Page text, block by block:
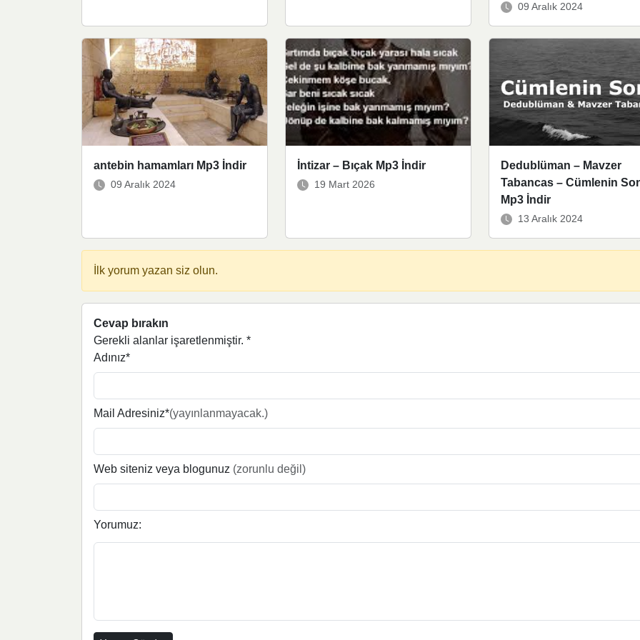
09 Aralık 2024
antebin hamamları Mp3 İndir
09 Aralık 2024
İntizar – Bıçak Mp3 İndir
19 Mart 2026
Dedublüman – Mavzer
Tabancas – Cümlenin
Mp3 İndir
13 Aralık 2024
İlk yorum yazan siz olun.
Cevap bırakın
Gerekli alanlar işaretlenmiştir. *
Adınız*
Mail Adresiniz*(yayınlanmayacak.)
Web siteniz veya blogunuz (zorunlu değil)
Yorumuz: